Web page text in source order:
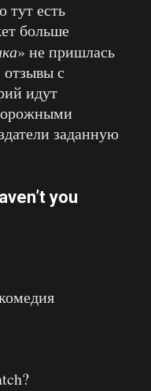
тут есть
больше
» не пришлась
с
идут
заданную
you